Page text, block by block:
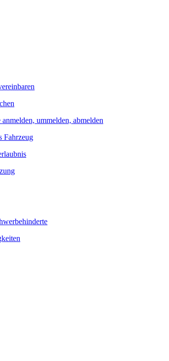
ummelden, abmelden
Fahrzeug